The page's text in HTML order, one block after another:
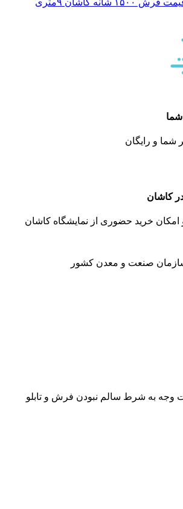
فرش ۱۵۰۰ شانه کاشان ۹متری
شما
شما و رایگان
کاشان
امکان خرید حضوری از نمایشگاه کاشان
سازمان صنعت و معدن کشور
وجه به شرط سالم نبودن فرش و تابلو